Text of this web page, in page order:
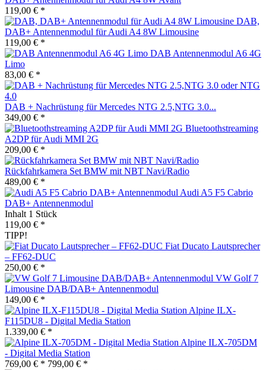
119,00 € *
DAB,
DAB+ Antennenmodul für Audi A4 8W Limousine
119,00 € *
DAB Antennenmodul A6 4G
Limo
83,00 € *
DAB + Nachrüstung für Mercedes NTG 2.5,NTG 3.0...
349,00 € *
Bluetoothstreaming
A2DP für Audi MMI 2G
209,00 € *
Rückfahrkamera Set BMW mit NBT Navi/Radio
489,00 € *
Audi A5 F5 Cabrio
DAB+ Antennenmodul
Inhalt 1 Stück
119,00 € *
TIPP!
Fiat Ducato Lautsprecher
– FF62-DUC
250,00 € *
VW Golf 7
Limousine DAB/DAB+ Antennenmodul
149,00 € *
Alpine ILX-
F115DU8 - Digital Media Station
1.339,00 € *
Alpine ILX-705DM
- Digital Media Station
769,00 € * 799,00 € *